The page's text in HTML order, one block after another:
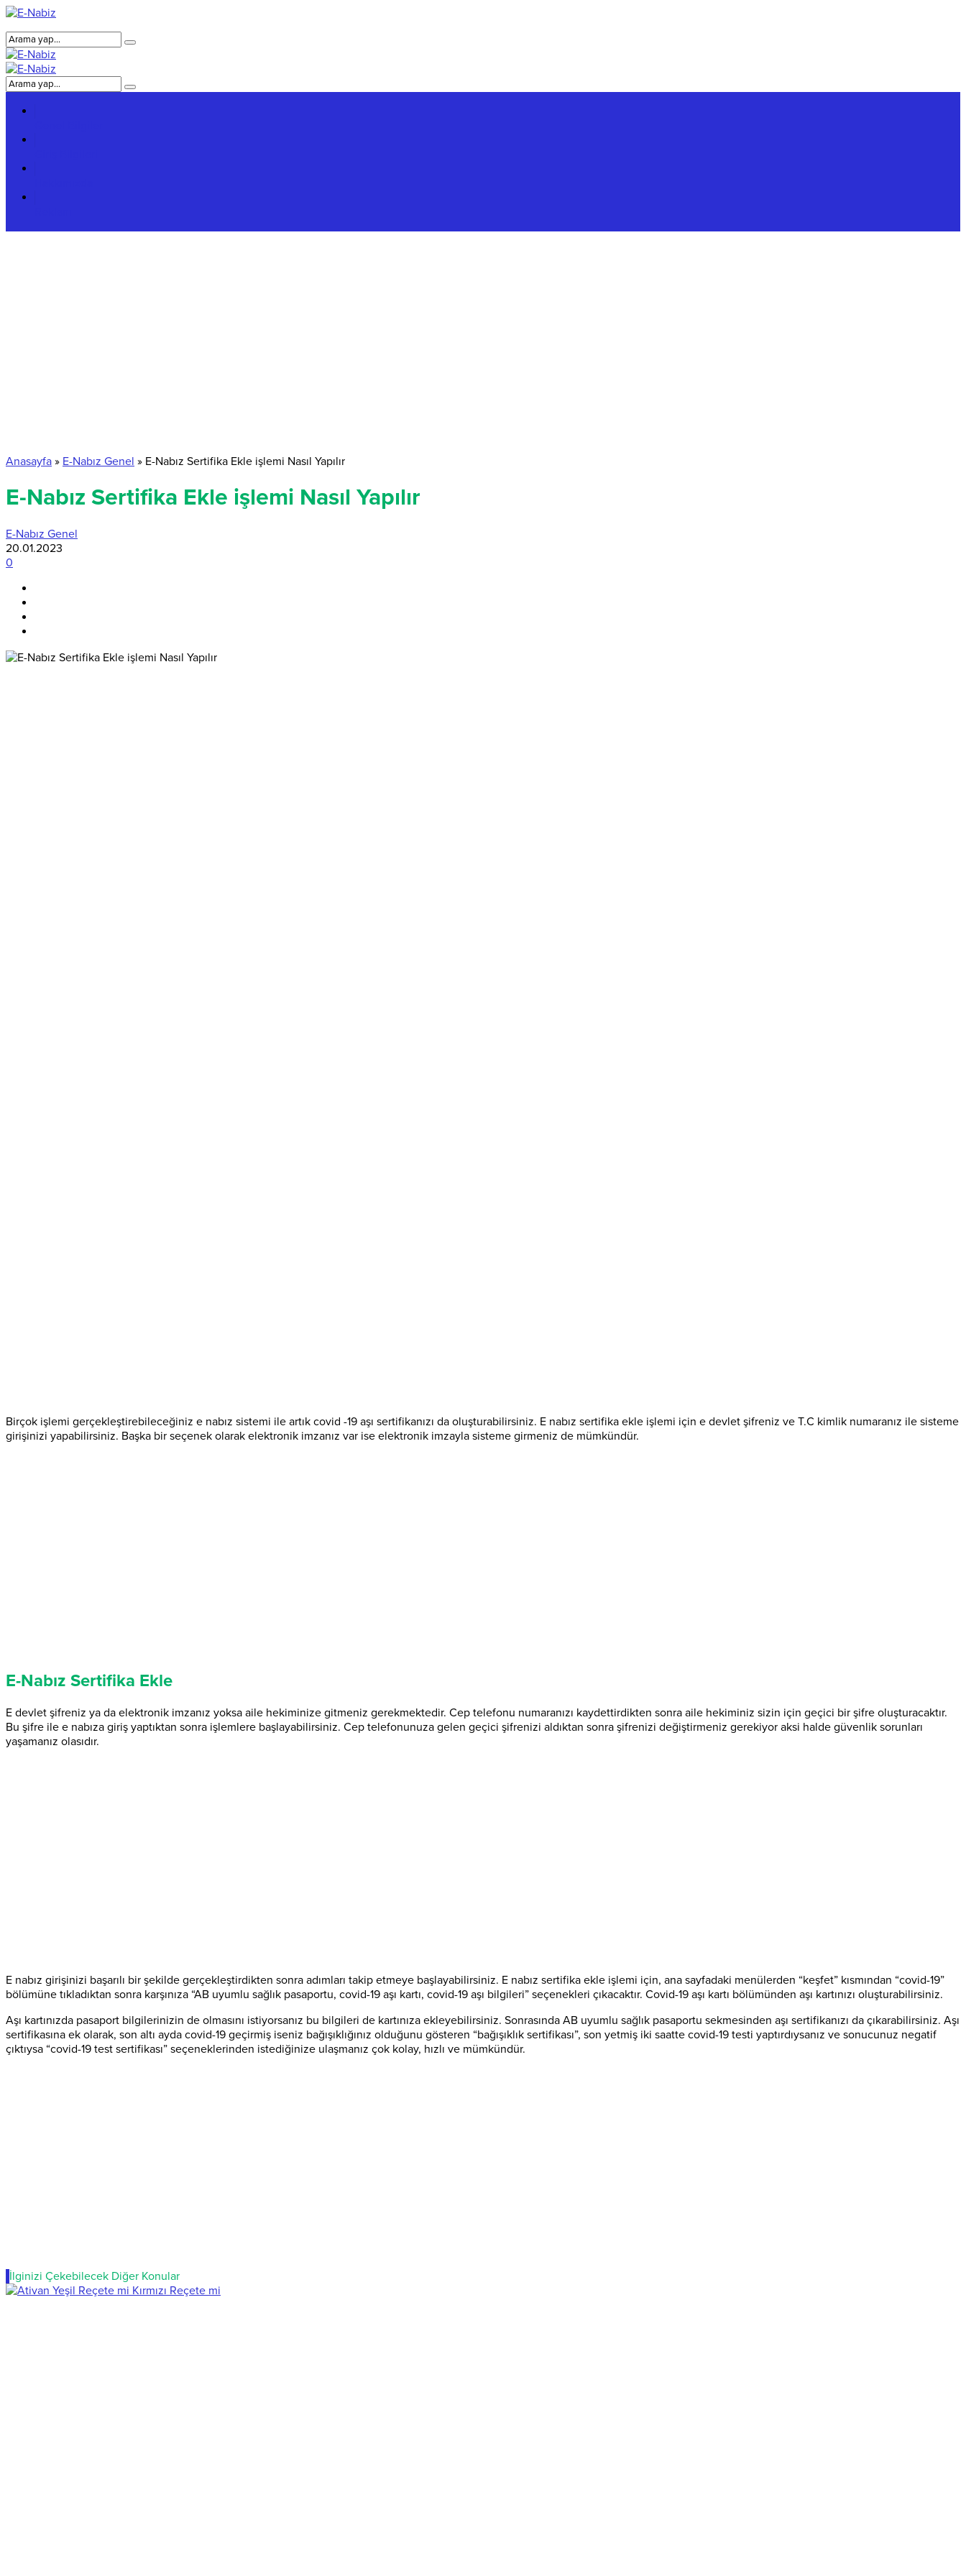
Anasayfa » E-Nabız Genel » E-Nabız Sertifika Ekle işlemi Nasıl Yapılır
E-Nabız Sertifika Ekle işlemi Nasıl Yapılır
E-Nabız Genel
20.01.2023
0
Birçok işlemi gerçekleştirebileceğiniz e nabız sistemi ile artık covid -19 aşı sertifikanızı da oluşturabilirsiniz. E nabız sertifika ekle işlemi için e devlet şifreniz ve T.C kimlik numaranız ile sisteme
girişinizi yapabilirsiniz. Başka bir seçenek olarak elektronik imzanız var ise elektronik imzayla sisteme girmeniz de mümkündür.
E-Nabız Sertifika Ekle
E devlet şifreniz ya da elektronik imzanız yoksa aile hekiminize gitmeniz gerekmektedir. Cep telefonu numaranızı kaydettirdikten sonra aile hekiminiz sizin için geçici bir şifre oluşturacaktır.
Bu şifre ile e nabıza giriş yaptıktan sonra işlemlere başlayabilirsiniz. Cep telefonunuza gelen geçici şifrenizi aldıktan sonra şifrenizi değiştirmeniz gerekiyor aksi halde güvenlik sorunları
yaşamanız olasıdır.
E nabız girişinizi başarılı bir şekilde gerçekleştirdikten sonra adımları takip etmeye başlayabilirsiniz. E nabız sertifika ekle işlemi için, ana sayfadaki menülerden “keşfet” kısmından “covid-19”
bölümüne tıkladıktan sonra karşınıza “AB uyumlu sağlık pasaportu, covid-19 aşı kartı, covid-19 aşı bilgileri” seçenekleri çıkacaktır. Covid-19 aşı kartı bölümünden aşı kartınızı oluşturabilirsiniz.
Aşı kartınızda pasaport bilgilerinizin de olmasını istiyorsanız bu bilgileri de kartınıza ekleyebilirsiniz. Sonrasında AB uyumlu sağlık pasaportu sekmesinden aşı sertifikanızı da çıkarabilirsiniz. Aşı
sertifikasına ek olarak, son altı ayda covid-19 geçirmiş iseniz bağışıklığınız olduğunu gösteren “bağışıklık sertifikası”, son yetmiş iki saatte covid-19 testi yaptırdıysanız ve sonucunuz negatif
çıktıysa “covid-19 test sertifikası” seçeneklerinden istediğinize ulaşmanız çok kolay, hızlı ve mümkündür.
İlginizi Çekebilecek Diğer Konular